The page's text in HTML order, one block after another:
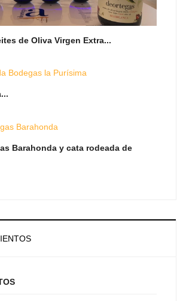
de Oliva Virgen Extra...
Barahonda y cata rodeada de